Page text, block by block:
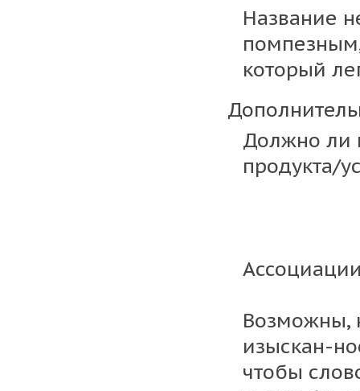
Название
который
Должно ли
продукта/
Возможны,
изыскан-
чтобы